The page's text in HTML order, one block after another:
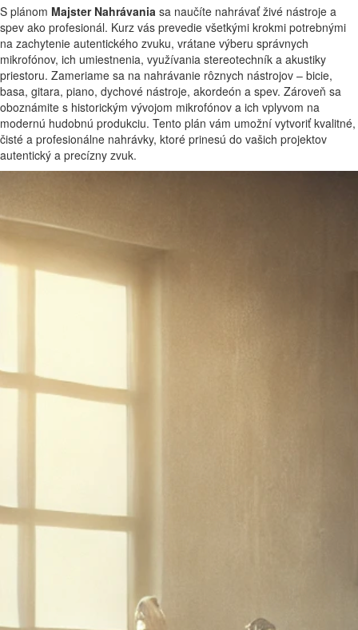
S plánom Majster Nahrávania sa naučíte nahrávať živé nástroje a
spev ako profesionál. Kurz vás prevedie všetkými krokmi potrebnými
na zachytenie autentického zvuku, vrátane výberu správnych
mikrofónov, ich umiestnenia, využívania stereotechník a akustiky
priestoru. Zameriame sa na nahrávanie rôznych nástrojov – bicie,
basa, gitara, piano, dychové nástroje, akordeón a spev. Zároveň sa
oboznámite s historickým vývojom mikrofónov a ich vplyvom na
modernú hudobnú produkciu. Tento plán vám umožní vytvoriť kvalitné,
čisté a profesionálne nahrávky, ktoré prinesú do vašich projektov
autentický a precízny zvuk.